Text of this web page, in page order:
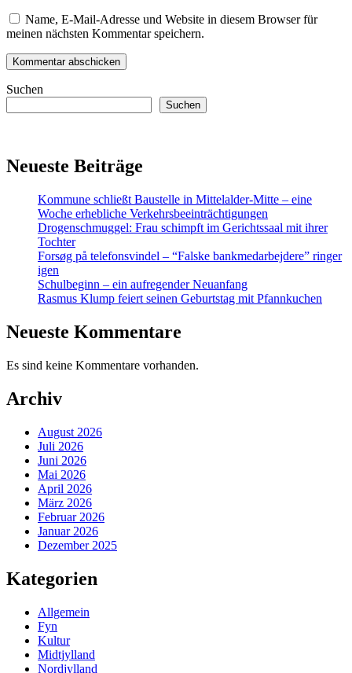
Name, E-Mail-Adresse und Website in diesem Browser für
meinen nächsten Kommentar speichern.
Suchen
Suchen
Neueste Beiträge
Kommune schließt Baustelle in Mittelalder-Mitte – eine
Woche erhebliche Verkehrsbeeinträchtigungen
Drogenschmuggel: Frau schimpft im Gerichtssaal mit ihrer
Tochter
Forsøg på telefonsvindel – “Falske bankmedarbejdere” ringer
igen
Schulbeginn – ein aufregender Neuanfang
Rasmus Klump feiert seinen Geburtstag mit Pfannkuchen
Neueste Kommentare
Es sind keine Kommentare vorhanden.
Archiv
August 2026
Juli 2026
Juni 2026
Mai 2026
April 2026
März 2026
Februar 2026
Januar 2026
Dezember 2025
Kategorien
Allgemein
Fyn
Kultur
Midtjylland
Nordjylland